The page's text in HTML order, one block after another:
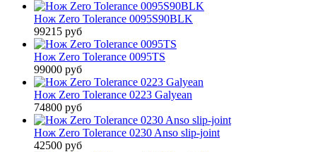
Нож Zero Tolerance 0095S90BLK
99215 руб
Нож Zero Tolerance 0095TS
99000 руб
Нож Zero Tolerance 0223 Galyean
74800 руб
Нож Zero Tolerance 0230 Anso slip-joint
42500 руб